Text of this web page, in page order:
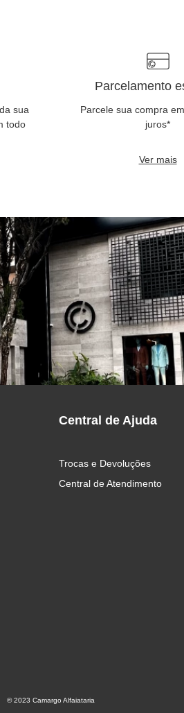
sua
todo
Parcelamento
Parcele sua compra
juros*
Ver mais
Central de Ajuda
Trocas e Devoluções
Central de Atendimento
© 2023 Camargo Alfaiataria